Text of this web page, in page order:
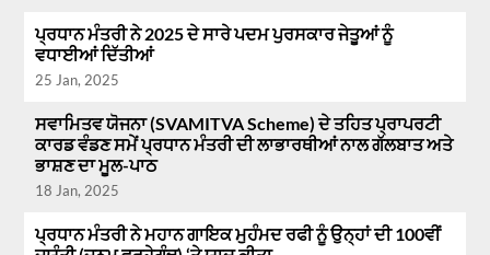
ਪ੍ਰਧਾਨ ਮੰਤਰੀ ਨੇ 2025 ਦੇ ਸਾਰੇ ਪਦਮ ਪੁਰਸਕਾਰ ਜੇਤੂਆਂ ਨੂੰ
ਵਧਾਈਆਂ ਦਿੱਤੀਆਂ
25 Jan, 2025
ਸਵਾਮਿਤਵ ਯੋਜਨਾ (SVAMITVA Scheme) ਦੇ ਤਹਿਤ ਪ੍ਰਾਪਰਟੀ
ਕਾਰਡ ਵੰਡਣ ਸਮੇਂ ਪ੍ਰਧਾਨ ਮੰਤਰੀ ਦੀ ਲਾਭਾਰਥੀਆਂ ਨਾਲ ਗੱਲਬਾਤ ਅਤੇ
ਭਾਸ਼ਣ ਦਾ ਮੂਲ-ਪਾਠ
18 Jan, 2025
ਪ੍ਰਧਾਨ ਮੰਤਰੀ ਨੇ ਮਹਾਨ ਗਾਇਕ ਮੁਹੰਮਦ ਰਫੀ ਨੂੰ ਉਨ੍ਹਾਂ ਦੀ 100ਵੀਂ